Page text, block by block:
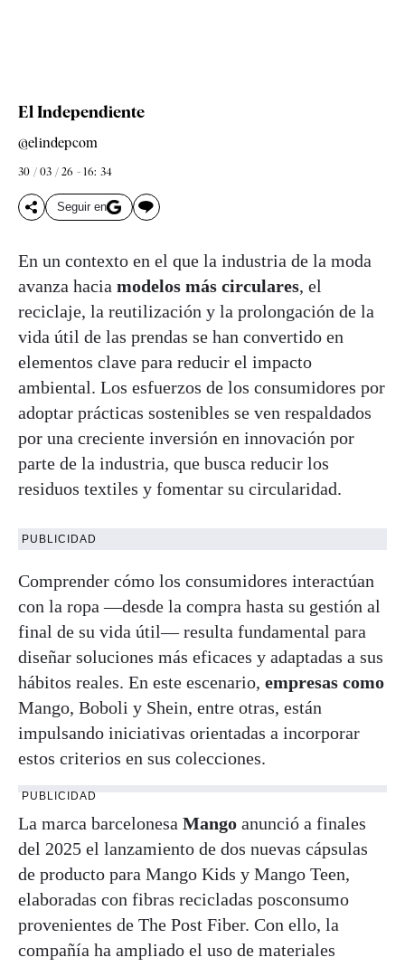
El Independiente
@elindepcom
30 / 03 / 26 - 16: 34
Seguir en
En un contexto en el que la industria de la moda
avanza hacia modelos más circulares, el
reciclaje, la reutilización y la prolongación de la
vida útil de las prendas se han convertido en
elementos clave para reducir el impacto
ambiental. Los esfuerzos de los consumidores por
adoptar prácticas sostenibles se ven respaldados
por una creciente inversión en innovación por
parte de la industria, que busca reducir los
residuos textiles y fomentar su circularidad.
PUBLICIDAD
Comprender cómo los consumidores interactúan
con la ropa —desde la compra hasta su gestión al
final de su vida útil— resulta fundamental para
diseñar soluciones más eficaces y adaptadas a sus
hábitos reales. En este escenario, empresas como
Mango, Boboli y Shein, entre otras, están
impulsando iniciativas orientadas a incorporar
estos criterios en sus colecciones.
PUBLICIDAD
La marca barcelonesa Mango anunció a finales
del 2025 el lanzamiento de dos nuevas cápsulas
de producto para Mango Kids y Mango Teen,
elaboradas con fibras recicladas posconsumo
provenientes de The Post Fiber. Con ello, la
compañía ha ampliado el uso de materiales